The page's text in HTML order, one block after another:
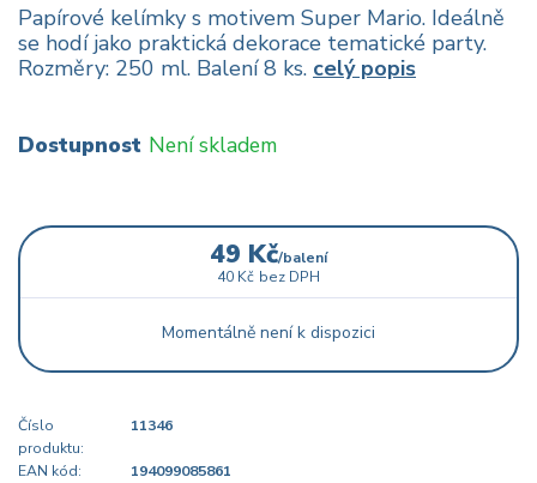
Papírové kelímky s motivem Super Mario. Ideálně
se hodí jako praktická dekorace tematické party.
Rozměry: 250 ml. Balení 8 ks. celý popis
Dostupnost Není skladem
49 Kč/balení
40 Kč bez DPH
Momentálně není k dispozici
Číslo
produktu:
11346
EAN kód:
194099085861